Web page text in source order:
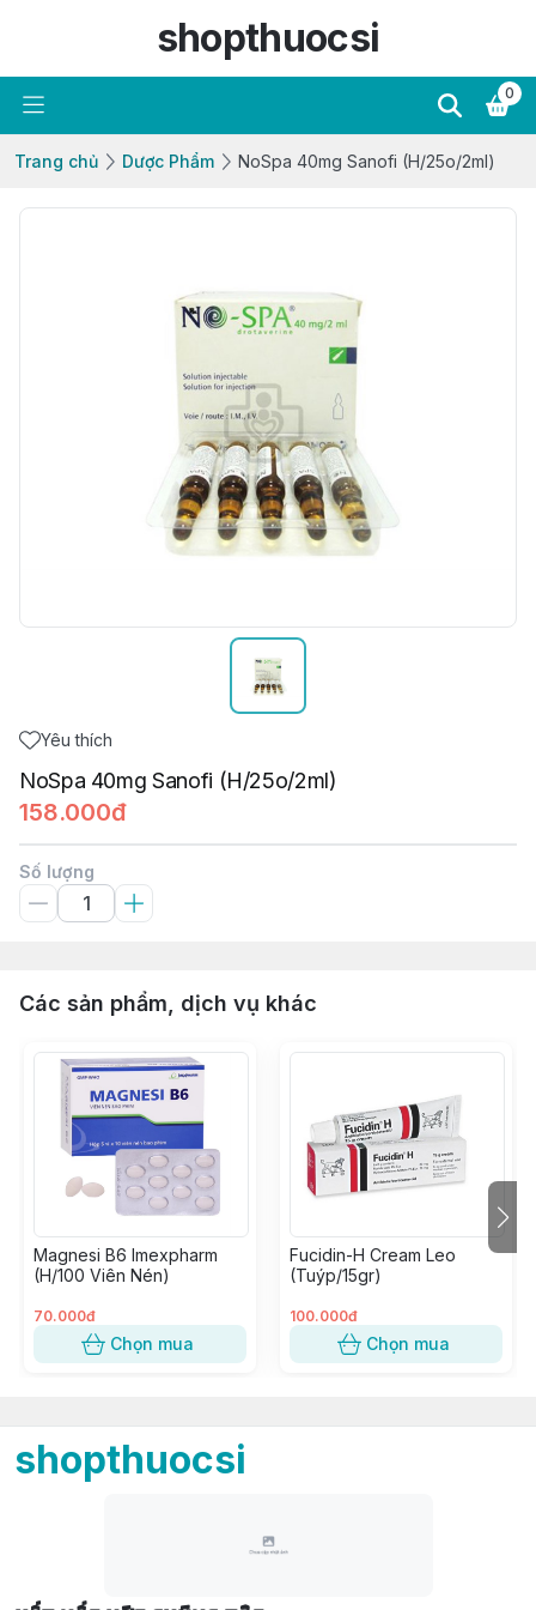
shopthuocsi
0
Trang chủ Dược Phẩm NoSpa 40mg Sanofi (H/25o/2ml)
Yêu thích
NoSpa 40mg Sanofi (H/25o/2ml)
158.000đ
Số lượng
Các sản phẩm, dịch vụ khác
Magnesi B6 Imexpharm
(H/100 Viên Nén)
70.000đ
Chọn mua
Fucidin-H Cream Leo
(Tuýp/15gr)
100.000đ
Chọn mua
shopthuocsi